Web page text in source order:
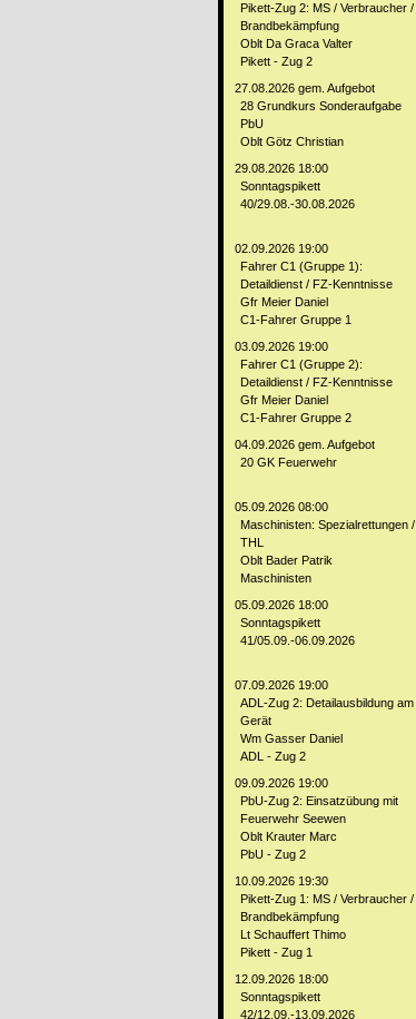
Pikett-Zug 2: MS / Verbraucher /
Brandbekämpfung
Oblt Da Graca Valter
Pikett - Zug 2
27.08.2026 gem. Aufgebot
28 Grundkurs Sonderaufgabe
PbU
Oblt Götz Christian
29.08.2026 18:00
Sonntagspikett
40/29.08.-30.08.2026
02.09.2026 19:00
Fahrer C1 (Gruppe 1):
Detaildienst / FZ-Kenntnisse
Gfr Meier Daniel
C1-Fahrer Gruppe 1
03.09.2026 19:00
Fahrer C1 (Gruppe 2):
Detaildienst / FZ-Kenntnisse
Gfr Meier Daniel
C1-Fahrer Gruppe 2
04.09.2026 gem. Aufgebot
20 GK Feuerwehr
05.09.2026 08:00
Maschinisten: Spezialrettungen /
THL
Oblt Bader Patrik
Maschinisten
05.09.2026 18:00
Sonntagspikett
41/05.09.-06.09.2026
07.09.2026 19:00
ADL-Zug 2: Detailausbildung am
Gerät
Wm Gasser Daniel
ADL - Zug 2
09.09.2026 19:00
PbU-Zug 2: Einsatzübung mit
Feuerwehr Seewen
Oblt Krauter Marc
PbU - Zug 2
10.09.2026 19:30
Pikett-Zug 1: MS / Verbraucher /
Brandbekämpfung
Lt Schauffert Thimo
Pikett - Zug 1
12.09.2026 18:00
Sonntagspikett
42/12.09.-13.09.2026